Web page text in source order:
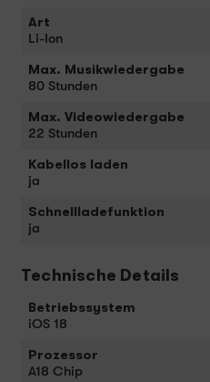
Art
Li-Ion
Max. Musikwiedergabe
80 Stunden
Max. Videowiedergabe
22 Stunden
Kabellos laden
ja
Schnellladefunktion
ja
Technische Details
Betriebssystem
iOS 18
Prozessor
A18 Chip